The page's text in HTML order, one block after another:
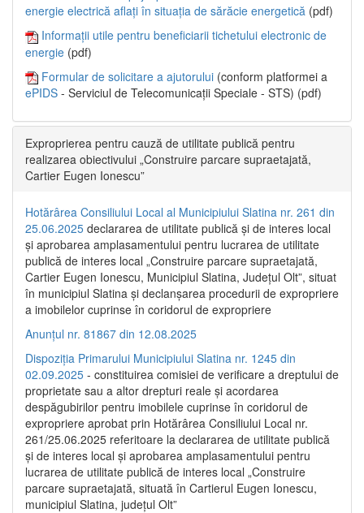
energie electrică aflați în situația de sărăcie energetică (pdf)
Informații utile pentru beneficiarii tichetului electronic de
energie (pdf)
Formular de solicitare a ajutorului (conform platformei a
ePIDS - Serviciul de Telecomunicații Speciale - STS) (pdf)
Exproprierea pentru cauză de utilitate publică pentru
realizarea obiectivului „Construire parcare supraetajată,
Cartier Eugen Ionescu”
Hotărârea Consiliului Local al Municipiului Slatina nr. 261 din
25.06.2025 declararea de utilitate publică și de interes local
și aprobarea amplasamentului pentru lucrarea de utilitate
publică de interes local „Construire parcare supraetajată,
Cartier Eugen Ionescu, Municipiul Slatina, Județul Olt”, situat
în municipiul Slatina și declanșarea procedurii de expropriere
a imobilelor cuprinse în coridorul de expropriere
Anunțul nr. 81867 din 12.08.2025
Dispoziția Primarului Municipiului Slatina nr. 1245 din
02.09.2025 - constituirea comisiei de verificare a dreptului de
proprietate sau a altor drepturi reale și acordarea
despăgubirilor pentru imobilele cuprinse în coridorul de
expropriere aprobat prin Hotărârea Consiliului Local nr.
261/25.06.2025 referitoare la declararea de utilitate publică
și de interes local și aprobarea amplasamentului pentru
lucrarea de utilitate publică de interes local „Construire
parcare supraetajată, situată în Cartierul Eugen Ionescu,
municipiul Slatina, județul Olt”